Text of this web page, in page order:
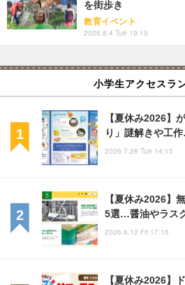
を街歩き
教育イベント
2026.8.4 Tue 19:15
小学生アクセスラ
【夏休み2026】
り」謎解きや工
2026.7.28 Tue 14:15
【夏休み2026】
5選…醤油やラス
2026.6.12 Fri 17:15
【夏休み2026】